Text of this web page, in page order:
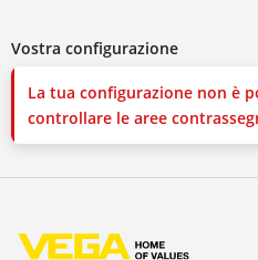
Vostra configurazione
La tua configurazione non è
controllare le aree